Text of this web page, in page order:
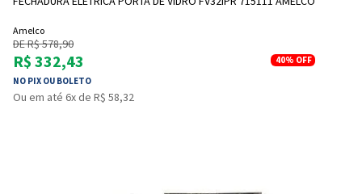
Amelco
DE R$ 578,90
R$ 332,43
NO PIX OU BOLETO
40% OFF
Ou em até 6x de R$ 58,32